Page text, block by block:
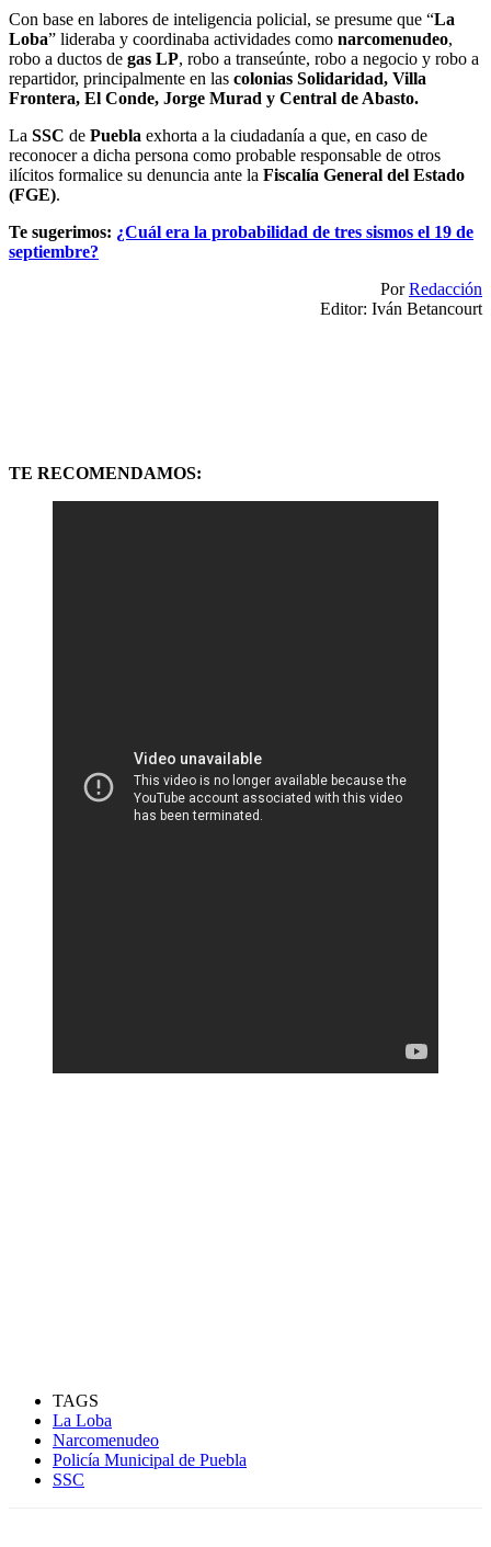
Con base en labores de inteligencia policial, se presume que “La
Loba” lideraba y coordinaba actividades como narcomenudeo,
robo a ductos de gas LP, robo a transeúnte, robo a negocio y robo a
repartidor, principalmente en las colonias Solidaridad, Villa
Frontera, El Conde, Jorge Murad y Central de Abasto.
La SSC de Puebla exhorta a la ciudadanía a que, en caso de
reconocer a dicha persona como probable responsable de otros
ilícitos formalice su denuncia ante la Fiscalía General del Estado
(FGE).
Te sugerimos: ¿Cuál era la probabilidad de tres sismos el 19 de
septiembre?
PorRedacción
Editor: Iván Betancourt
TE RECOMENDAMOS:
TAGS
La Loba
Narcomenudeo
Policía Municipal de Puebla
SSC